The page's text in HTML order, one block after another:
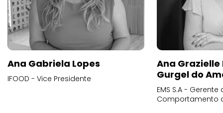
Ana Gabriela Lopes
IFOOD - Vice Presidente
Ana
Gurgel do
EMS S.A -
Comportamento